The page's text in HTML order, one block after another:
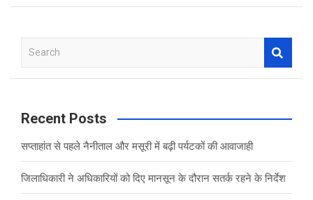
a
c
Recent Posts
सप्ताहांत से पहले नैनीताल और मसूरी में बढ़ी पर्यटकों की आवाजाही
जिलाधिकारी ने अधिकारियों को दिए मानसून के दौरान सतर्क रहने के निर्देश